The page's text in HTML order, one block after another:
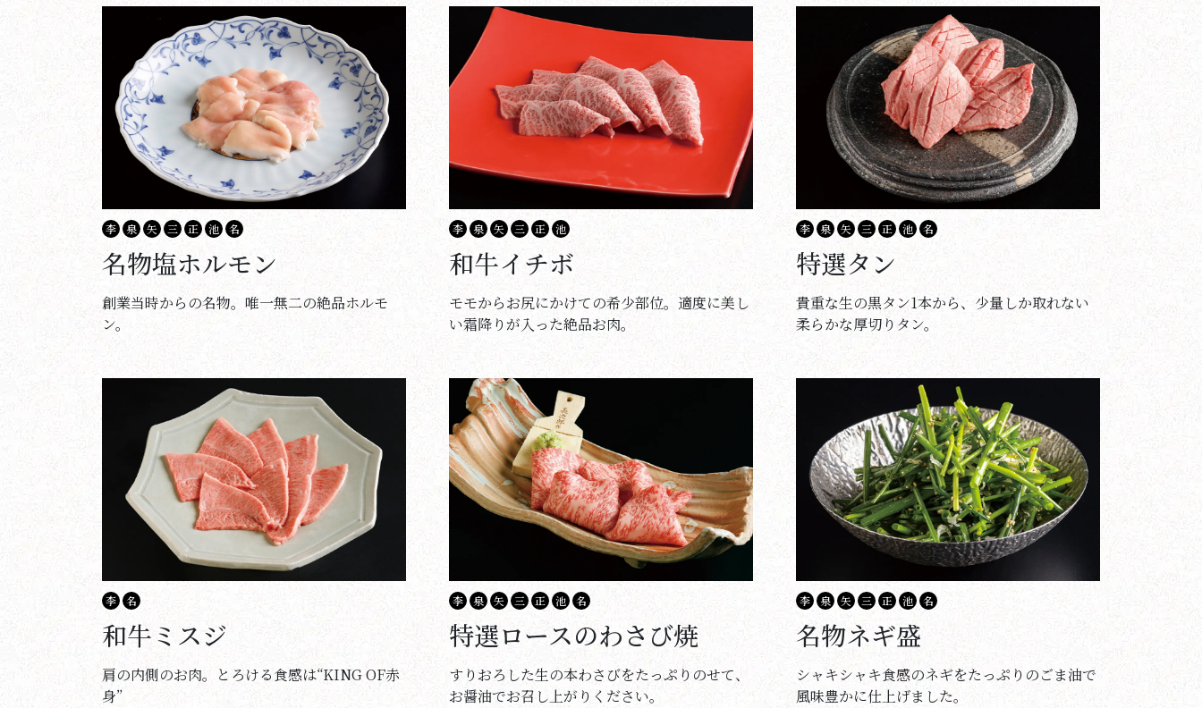
李 泉 矢 三 正 池 名
名物塩ホルモン
創業当時からの名物。唯一無二の絶品ホルモ
ン。
李 泉 矢 三 正 池
和牛イチボ
モモからお尻にかけての希少部位。適度に美し
い霜降りが入った絶品お肉。
李 泉 矢 三 正 池 名
特選タン
貴重な生の黒タン1本から、少量しか取れない
柔らかな厚切りタン。
李 名
和牛ミスジ
肩の内側のお肉。とろける食感は“KING OF赤
身”
李 泉 矢 三 正 池 名
特選ロースのわさび焼
すりおろした生の本わさびをたっぷりのせて、
お醤油でお召し上がりください。
李 泉 矢 三 正 池 名
名物ネギ盛
シャキシャキ食感のネギをたっぷりのごま油で
風味豊かに仕上げました。